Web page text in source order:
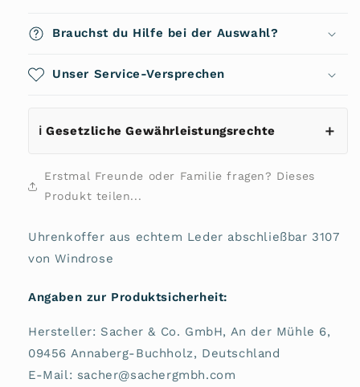
echtem
Leder
3107
echtem
Leder
3107
Brauchst du Hilfe bei der Auswahl?
Unser Service-Versprechen
ℹ️ Gesetzliche Gewährleistungsrechte
Erstmal Freunde oder Familie fragen? Dieses
Produkt teilen...
Uhrenkoffer aus echtem Leder abschließbar 3107
von Windrose
Angaben zur Produktsicherheit:
Hersteller: Sacher & Co. GmbH, An der Mühle 6,
09456 Annaberg-Buchholz, Deutschland
E-Mail: sacher@sachergmbh.com